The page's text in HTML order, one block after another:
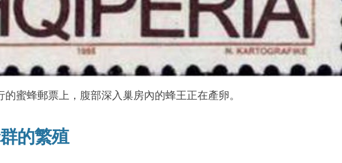
蜜蜂郵票上，腹部深入巢房內的蜂王正在產卵。
的繁殖